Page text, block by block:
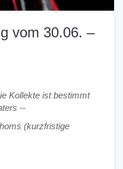
vom 30.06. –
Kollekte ist bestimmt
--
(kurzfristige